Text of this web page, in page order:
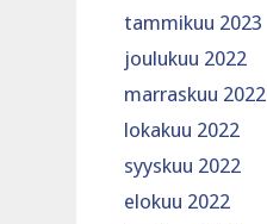
tammikuu 2023
joulukuu 2022
marraskuu 2022
lokakuu 2022
syyskuu 2022
elokuu 2022